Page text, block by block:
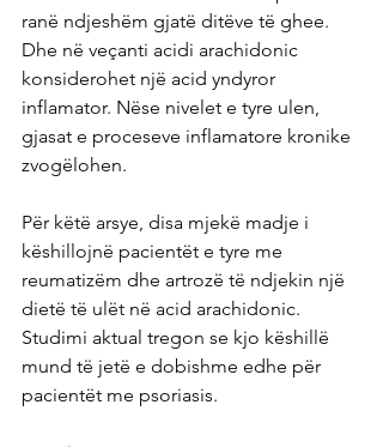
ranë ndjeshëm gjatë ditëve të ghee.
Dhe në veçanti acidi arachidonic
konsiderohet një acid yndyror
inflamator. Nëse nivelet e tyre ulen,
gjasat e proceseve inflamatore kronike
zvogëlohen.
Për këtë arsye, disa mjekë madje i
këshillojnë pacientët e tyre me
reumatizëm dhe artrozë të ndjekin një
dietë të ulët në acid arachidonic.
Studimi aktual tregon se kjo këshillë
mund të jetë e dobishme edhe për
pacientët me psoriasis.